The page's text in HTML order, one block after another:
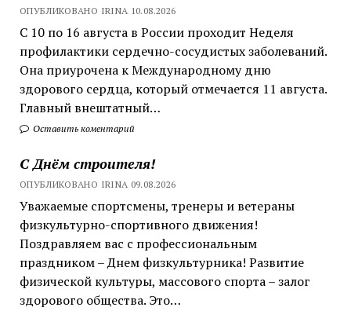
ОПУБЛИКОВАНО IRINA 10.08.2026
С 10 по 16 августа в России проходит Неделя
профилактики сердечно-сосудистых заболеваний.
Она приурочена к Международному дню
здорового сердца, который отмечается 11 августа.
Главный внештатный…
Оставить коментарий
С Днём строителя!
ОПУБЛИКОВАНО IRINA 09.08.2026
Уважаемые спортсмены, тренеры и ветераны
физкультурно-спортивного движения!
Поздравляем вас с профессиональным
праздником – Днем физкультурника! Развитие
физической культуры, массового спорта – залог
здорового общества. Это…